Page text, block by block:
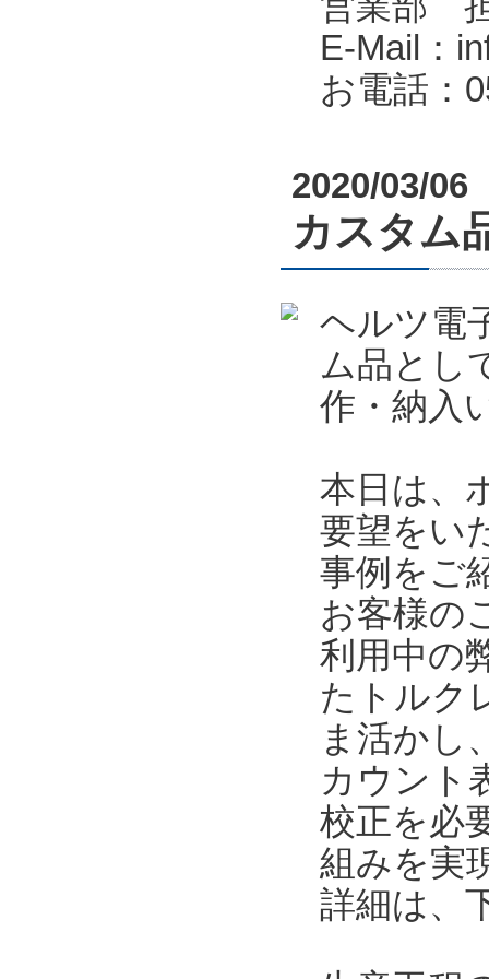
E-Mail：
お電話：
2020/03/06
カスタム
ヘルツ電
ム品とし
作・納入
本日は、
要望をい
事例をご
お客様の
利用中の
たトルク
ま活かし
カウント
校正を必
組みを実
詳細は、